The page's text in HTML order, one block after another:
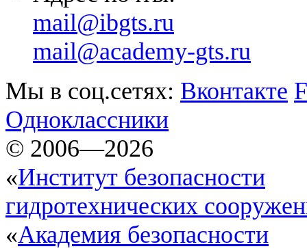
mail@ibgts.ru
mail@academy-gts.ru
Мы в соц.сетях: Вконтакте
Одноклассники
© 2006—2026
«Институт безопасности
гидротехнических
«Академия безопасности